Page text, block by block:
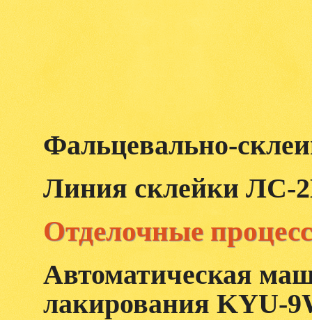
Фальцевально-
Линия склейки ЛС-
Отделочные
Автоматическая
лакирования KYU-